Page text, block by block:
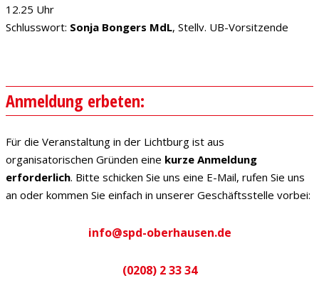
12.25 Uhr
Schlusswort: Sonja Bongers MdL, Stellv. UB-Vorsitzende
Anmeldung erbeten:
Für die Veranstaltung in der Lichtburg ist aus
organisatorischen Gründen eine kurze Anmeldung
erforderlich. Bitte schicken Sie uns eine E-Mail, rufen Sie uns
an oder kommen Sie einfach in unserer Geschäftsstelle vorbei:
info@spd-oberhausen.de
(0208) 2 33 34